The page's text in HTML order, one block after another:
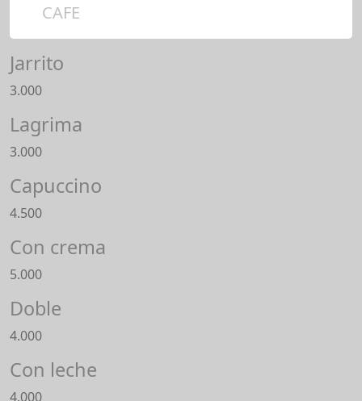
CAFE
Jarrito
3.000
Lagrima
3.000
Capuccino
4.500
Con crema
5.000
Doble
4.000
Con leche
4.000